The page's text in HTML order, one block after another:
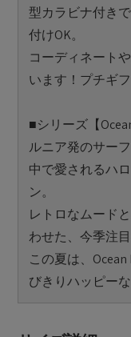
型カラビナ付き
付けOK。
コーディネート
います！プチギ
■シリーズ【
ルニア発のサー
中で愛されるハ
ン。
レトロなムード
わせた、今季注
この夏は、
びきりハッピー